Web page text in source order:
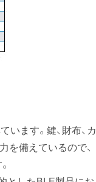
ます。鍵、財布、カ
を備えているので、